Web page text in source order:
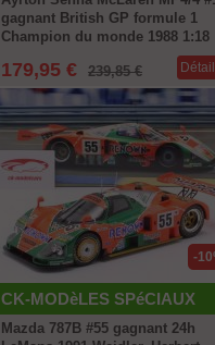
gagnant British GP formule 1
Champion du monde 1988 1:18
179,95 € 239,85 €
CK-MODèLES SPéCIAUX
-
Mazda 787B #55 gagnant 24h